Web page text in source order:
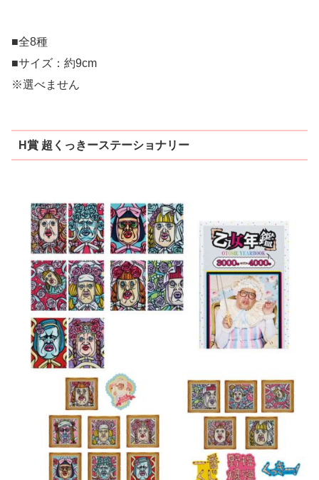
■全8種
■サイズ：約9cm
※選べません
H賞 超くっきーステーショナリー